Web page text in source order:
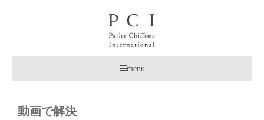
menu
動画で解決